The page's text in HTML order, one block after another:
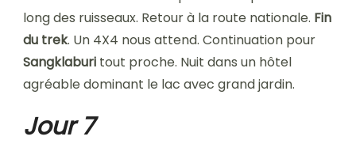
long des ruisseaux. Retour à la route nationale. Fin
du trek. Un 4X4 nous attend. Continuation pour
Sangklaburi tout proche. Nuit dans un hôtel
agréable dominant le lac avec grand jardin.
Jour 7